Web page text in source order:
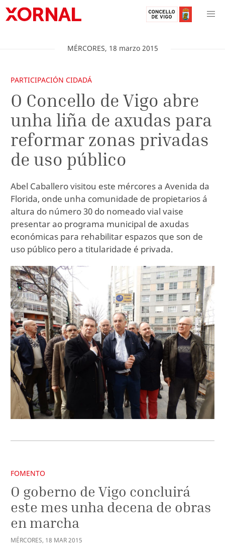
MÉRCORES, 18 marzo 2015
PARTICIPACIÓN CIDADÁ
O Concello de Vigo abre
unha liña de axudas para
reformar zonas privadas
de uso público
Abel Caballero visitou este mércores a Avenida da
Florida, onde unha comunidade de propietarios á
altura do número 30 do nomeado vial vaise
presentar ao programa municipal de axudas
económicas para rehabilitar espazos que son de
uso público pero a titularidade é privada.
FOMENTO
O goberno de Vigo concluirá
este mes unha decena de obras
en marcha
MÉRCORES, 18 MAR2015